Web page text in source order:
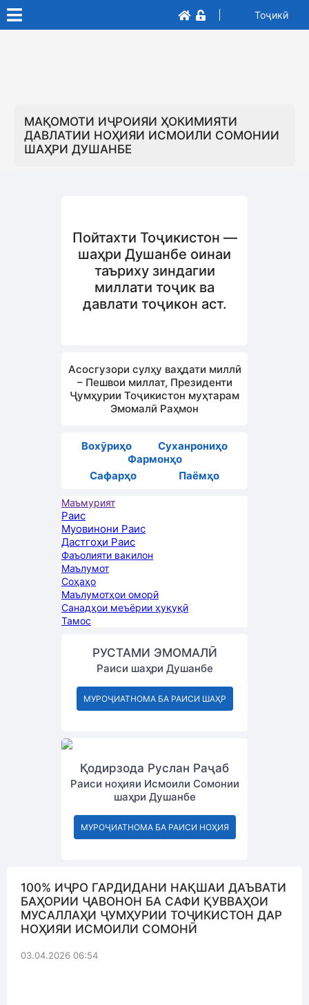
Тоҷикӣ
МАҚОМОТИ ИҶРОИЯИ ҲОКИМИЯТИ
ДАВЛАТИИ НОҲИЯИ ИСМОИЛИ СОМОНИИ
ШАҲРИ ДУШАНБЕ
Маъмурият
Раис
Муовинони Раис
Дастгоҳи Раис
Фаъолияти вакилон
Маълумот
Соҳаҳо
Маълумотҳои оморӣ
Санадҳои меъёрии ҳуқуқӣ
Тамос
РУСТАМИ ЭМОМАЛӢ
Раиси шаҳри Душанбе
МУРОҶИАТНОМА БА РАИСИ ШАҲР
Қодирзода Руслан Раҷаб
Раиси ноҳияи Исмоили Сомонии
шаҳри Душанбе
МУРОҶИАТНОМА БА РАИСИ НОҲИЯ
100% ИҶРО ГАРДИДАНИ НАҚШАИ ДАЪВАТИ
БАҲОРИИ ҶАВОНОН БА САФИ ҚУВВАҲОИ
МУСАЛЛАҲИ ҶУМҲУРИИ ТОҶИКИСТОН ДАР
НОҲИЯИ ИСМОИЛИ СОМОНӢ
03.04.2026 06:54
Пойтахти Тоҷикистон —
шаҳри Душанбе оинаи
таъриху зиндагии
миллати тоҷик ва
давлати тоҷикон аст.
Асосгузори сулҳу ваҳдати миллӣ
– Пешвои миллат, Президенти
Ҷумҳурии Тоҷикистон муҳтарам
Эмомалӣ Раҳмон
Вохӯриҳо
Суханрониҳо
Фармонҳо
Сафарҳо
Паёмҳо